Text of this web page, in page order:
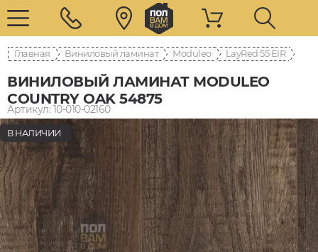
Главная Виниловый ламинат Moduleo LayRed 55 EIR
ВИНИЛОВЫЙ ЛАМИНАТ MODULEO
COUNTRY OAK 54875
Артикул: 10-010-02160
В НАЛИЧИИ